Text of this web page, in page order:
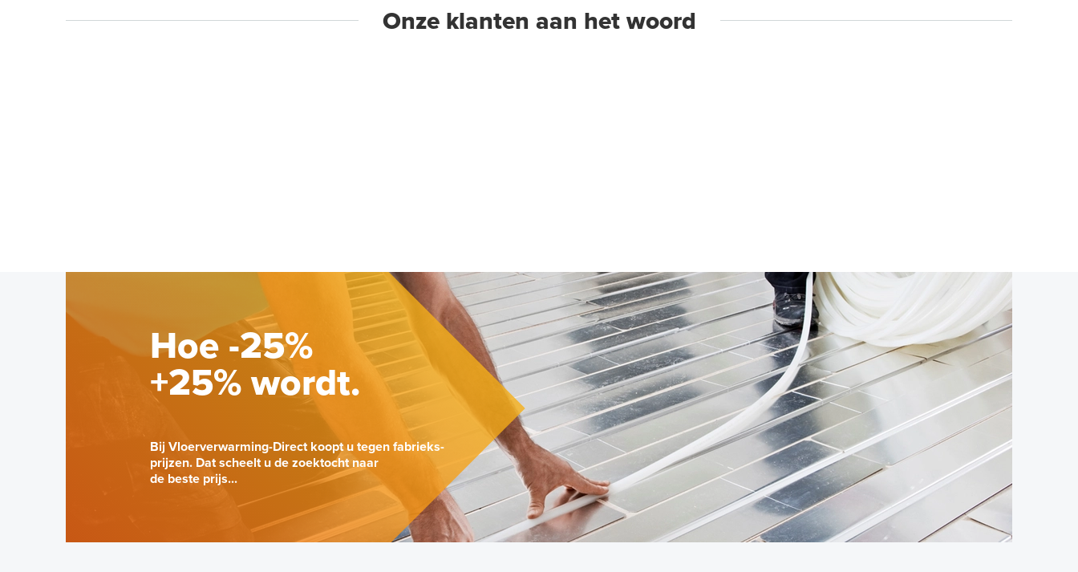
Onze klanten aan het woord
Hoe -25%
+25% wordt.
Bij Vloerverwarming-Direct koopt u tegen fabrieks-
prijzen. Dat scheelt u de zoektocht naar
de beste prijs...